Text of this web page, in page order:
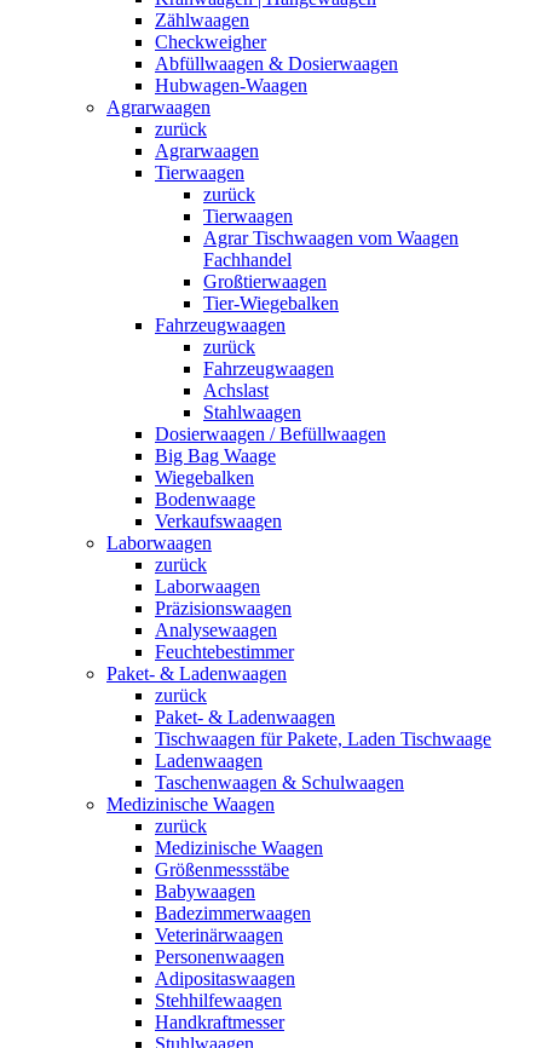
Zählwaagen
Checkweigher
Abfüllwaagen & Dosierwaagen
Hubwagen-Waagen
Agrarwaagen
zurück
Agrarwaagen
Tierwaagen
zurück
Tierwaagen
Agrar Tischwaagen vom Waagen
Fachhandel
Großtierwaagen
Tier-Wiegebalken
Fahrzeugwaagen
zurück
Fahrzeugwaagen
Achslast
Stahlwaagen
Dosierwaagen / Befüllwaagen
Big Bag Waage
Wiegebalken
Bodenwaage
Verkaufswaagen
Laborwaagen
zurück
Laborwaagen
Präzisionswaagen
Analysewaagen
Feuchtebestimmer
Paket- & Ladenwaagen
zurück
Paket- & Ladenwaagen
Tischwaagen für Pakete, Laden Tischwaage
Ladenwaagen
Taschenwaagen & Schulwaagen
Medizinische Waagen
zurück
Medizinische Waagen
Größenmessstäbe
Babywaagen
Badezimmerwaagen
Veterinärwaagen
Personenwaagen
Adipositaswaagen
Stehhilfewaagen
Handkraftmesser
Stuhlwaagen